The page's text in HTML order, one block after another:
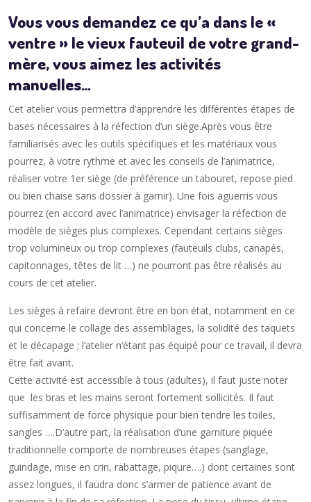
Vous vous demandez ce qu’a dans le «
ventre » le vieux fauteuil de votre grand-
mère, vous aimez les activités
manuelles…
Cet atelier vous permettra d’apprendre les différentes étapes de
bases nécessaires à la réfection d’un siège.Après vous être
familiarisés avec les outils spécifiques et les matériaux vous
pourrez, à votre rythme et avec les conseils de l’animatrice,
réaliser votre 1er siège (de préférence un tabouret, repose pied
ou bien chaise sans dossier à garnir). Une fois aguerris vous
pourrez (en accord avec l’animatrice) envisager la réfection de
modèle de sièges plus complexes. Cependant certains sièges
trop volumineux ou trop complexes (fauteuils clubs, canapés,
capitonnages, têtes de lit …) ne pourront pas être réalisés au
cours de cet atelier.
Les sièges à refaire devront être en bon état, notamment en ce
qui concerne le collage des assemblages, la solidité des taquets
et le décapage ; l’atelier n’étant pas équipé pour ce travail, il devra
être fait avant.
Cette activité est accessible à tous (adultes), il faut juste noter
que les bras et les mains seront fortement sollicités. Il faut
suffisamment de force physique pour bien tendre les toiles,
sangles ….D’autre part, la réalisation d’une garniture piquée
traditionnelle comporte de nombreuses étapes (sanglage,
guindage, mise en crin, rabattage, piqure….) dont certaines sont
assez longues, il faudra donc s’armer de patience avant de